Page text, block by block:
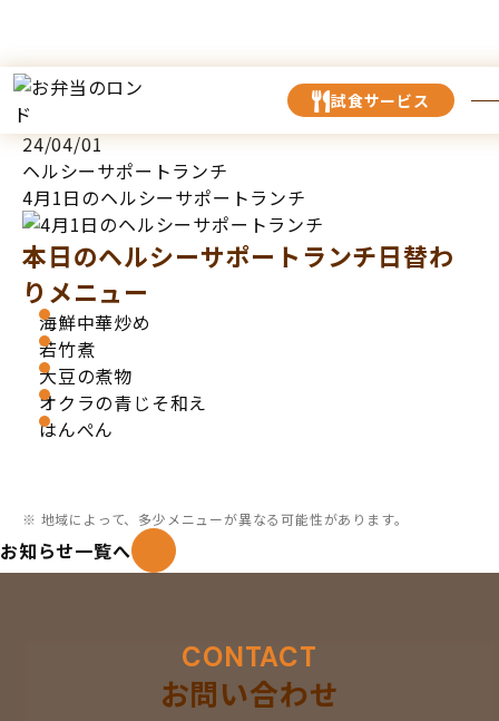
試食サービス
TOP
24/04/01
ヘルシーサポートランチ
4月1日のヘルシーサポートランチ
本日のヘルシーサポートランチ日替わ
りメニュー
海鮮中華炒め
若竹煮
大豆の煮物
オクラの青じそ和え
はんぺん
※ 地域によって、多少メニューが異なる可能性があります。
お知らせ一覧へ
CONTACT
お問い合わせ